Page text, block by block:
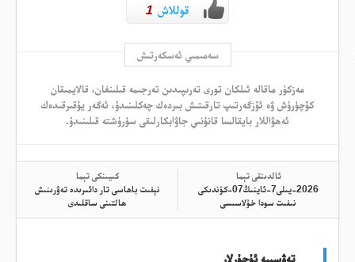
قوللاش 1
سەمىمىي ئەسكەرتىش
مەزكۇر ماقالە ئىلكان تورى تەرىپىدىن تەرجىمە قىلىنغان، قالايمىقان
كۆچۈرۈش ۋە ئۆزگەرتىپ تارقىتىش بىردەك چەكلىنىدۇ، ئەگەر يۇقىرقىدەك
ئەھۋاللار بايقالسا قانۇنىي جاۋابكارلىقى سۈرۈشتە قىلىنىدۇ.
ئالدىنقى تېما
2026-يىلى7-ئاينىڭ07-كۈندىكى
نىفىت سودا خۇلاسىسى
كىيىنكى تېما
نېفىت باھاسى تار دائىرىدە تەۋرىنىش
ھالتىنى ساقلىدى
تەۋسىيە ئۇچۇرلار